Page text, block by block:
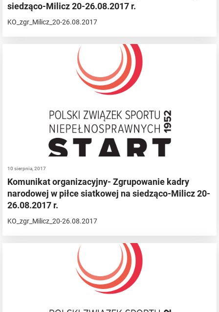
siedząco-Milicz 20-26.08.2017 r.
KO_zgr_Milicz_20-26.08.2017
10 sierpnia, 2017
Komunikat organizacyjny- Zgrupowanie kadry
narodowej w piłce siatkowej na siedząco-Milicz 20-
26.08.2017 r.
KO_zgr_Milicz_20-26.08.2017